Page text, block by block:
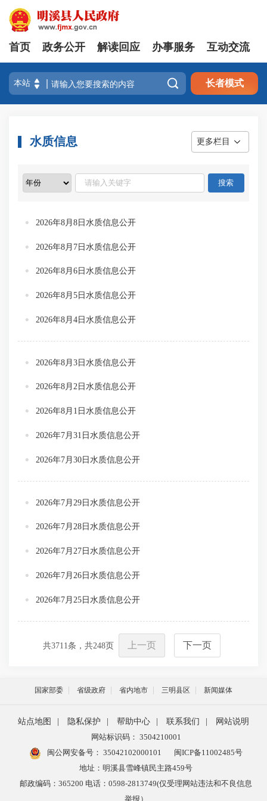
首页 政务公开 解读回应 办事服务 互动交流
 长者模式
水质信息 更多栏目
2026年8月8日水质信息公开
2026年8月7日水质信息公开
2026年8月6日水质信息公开
2026年8月5日水质信息公开
2026年8月4日水质信息公开
2026年8月3日水质信息公开
2026年8月2日水质信息公开
2026年8月1日水质信息公开
2026年7月31日水质信息公开
2026年7月30日水质信息公开
2026年7月29日水质信息公开
2026年7月28日水质信息公开
2026年7月27日水质信息公开
2026年7月26日水质信息公开
2026年7月25日水质信息公开
共3711条，共248页 上一页 下一页
国家部委 省级政府 省内地市 三明县区 新闻媒体
站点地图 | 隐私保护 | 帮助中心 | 联系我们 |
网站说明
网站标识码： 3504210001
闽公网安备号： 35042102000101
闽ICP备11002485号
地址：明溪县雪峰镇民主路459号
邮政编码：365200 电话：0598-2813749(仅受理网站违法和不良信息
举报）